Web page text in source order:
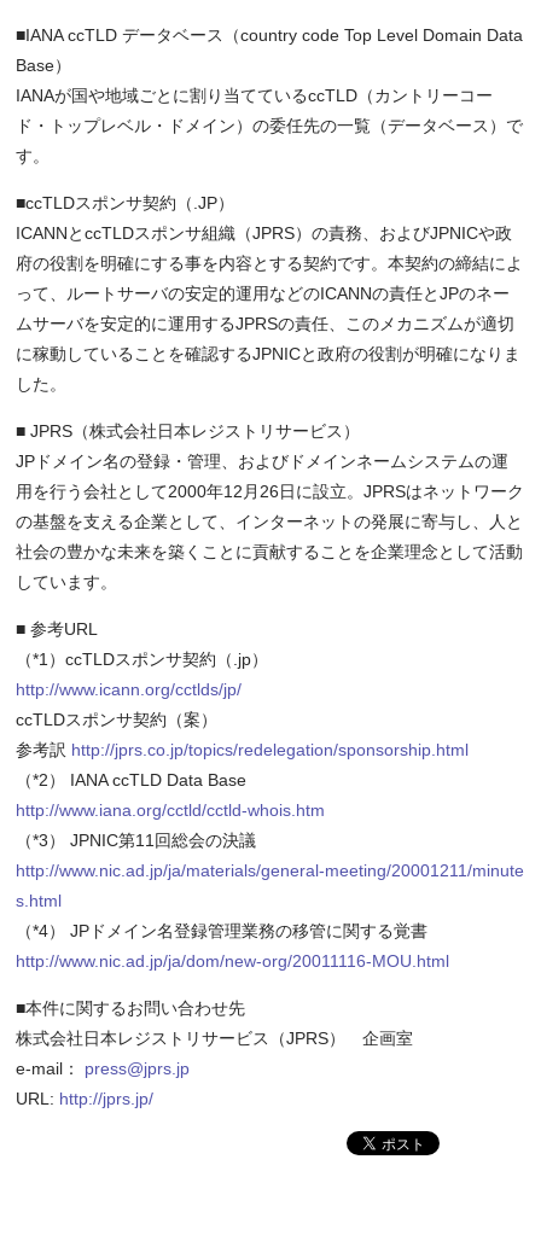
■IANA ccTLD データベース（country code Top Level Domain Data
Base）
IANAが国や地域ごとに割り当てているccTLD（カントリーコー
ド・トップレベル・ドメイン）の委任先の一覧（データベース）で
す。
■ccTLDスポンサ契約（.JP）
ICANNとccTLDスポンサ組織（JPRS）の責務、およびJPNICや政
府の役割を明確にする事を内容とする契約です。本契約の締結によ
って、ルートサーバの安定的運用などのICANNの責任とJPのネー
ムサーバを安定的に運用するJPRSの責任、このメカニズムが適切
に稼動していることを確認するJPNICと政府の役割が明確になりま
した。
■ JPRS（株式会社日本レジストリサービス）
JPドメイン名の登録・管理、およびドメインネームシステムの運
用を行う会社として2000年12月26日に設立。JPRSはネットワーク
の基盤を支える企業として、インターネットの発展に寄与し、人と
社会の豊かな未来を築くことに貢献することを企業理念として活動
しています。
■ 参考URL
（*1）ccTLDスポンサ契約（.jp）
http://www.icann.org/cctlds/jp/
ccTLDスポンサ契約（案）
参考訳 http://jprs.co.jp/topics/redelegation/sponsorship.html
（*2） IANA ccTLD Data Base
http://www.iana.org/cctld/cctld-whois.htm
（*3） JPNIC第11回総会の決議
http://www.nic.ad.jp/ja/materials/general-meeting/20001211/minute
s.html
（*4） JPドメイン名登録管理業務の移管に関する覚書
http://www.nic.ad.jp/ja/dom/new-org/20011116-MOU.html
■本件に関するお問い合わせ先
株式会社日本レジストリサービス（JPRS） 企画室
e-mail： press@jprs.jp
URL: http://jprs.jp/